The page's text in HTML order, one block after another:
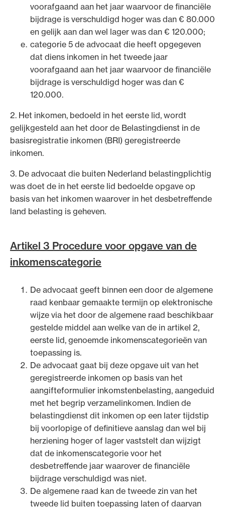
voorafgaand aan het jaar waarvoor de financiële
bijdrage is verschuldigd hoger was dan € 80.000
en gelijk aan dan wel lager was dan € 120.000;
categorie 5 de advocaat die heeft opgegeven
dat diens inkomen in het tweede jaar
voorafgaand aan het jaar waarvoor de financiële
bijdrage is verschuldigd hoger was dan €
120.000.
2. Het inkomen, bedoeld in het eerste lid, wordt
gelijkgesteld aan het door de Belastingdienst in de
basisregistratie inkomen (BRI) geregistreerde
inkomen.
3. De advocaat die buiten Nederland belastingplichtig
was doet de in het eerste lid bedoelde opgave op
basis van het inkomen waarover in het desbetreffende
land belasting is geheven.
Artikel 3 Procedure voor opgave van de
inkomenscategorie
De advocaat geeft binnen een door de algemene
raad kenbaar gemaakte termijn op elektronische
wijze via het door de algemene raad beschikbaar
gestelde middel aan welke van de in artikel 2,
eerste lid, genoemde inkomenscategorieën van
toepassing is.
De advocaat gaat bij deze opgave uit van het
geregistreerde inkomen op basis van het
aangifteformulier inkomstenbelasting, aangeduid
met het begrip verzamelinkomen. Indien de
belastingdienst dit inkomen op een later tijdstip
bij voorlopige of definitieve aanslag dan wel bij
herziening hoger of lager vaststelt dan wijzigt
dat de inkomenscategorie voor het
desbetreffende jaar waarover de financiële
bijdrage verschuldigd was niet.
De algemene raad kan de tweede zin van het
tweede lid buiten toepassing laten of daarvan